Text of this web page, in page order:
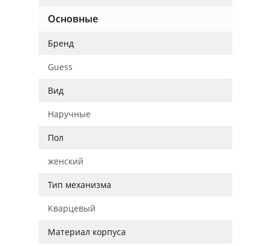
Основные
Бренд
Guess
Вид
Наручные
Пол
женский
Тип механизма
Кварцевый
Материал корпуса